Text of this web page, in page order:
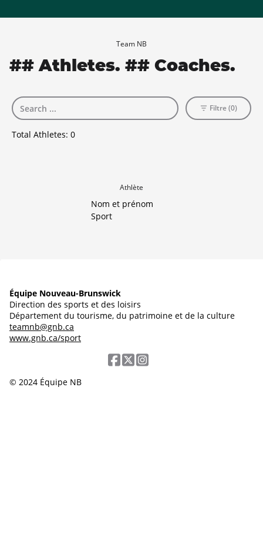
Team NB
## Athletes. ## Coaches.
Total Athletes: 0
Filtre (0)
Athlète
Nom et prénom
Sport
Équipe Nouveau-Brunswick
Direction des sports et des loisirs
Département du tourisme, du patrimoine et de la culture
teamnb@gnb.ca
www.gnb.ca/sport
© 2024 Équipe NB